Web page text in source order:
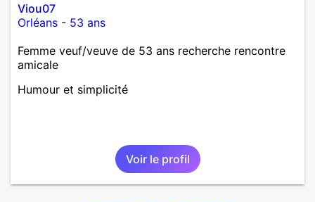
Viou07
Orléans - 53 ans
Femme veuf/veuve de 53 ans recherche rencontre
amicale
Humour et simplicité
Voir le profil